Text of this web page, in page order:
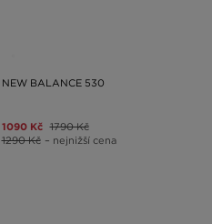
NEW BALANCE 530
1090 Kč 1790 Kč
1290 Kč – nejnižší cena